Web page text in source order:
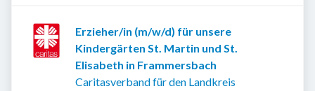
Erzieher/in (m/w/d) für unsere
Kindergärten St. Martin und St.
Elisabeth in Frammersbach
Caritasverband für den Landkreis